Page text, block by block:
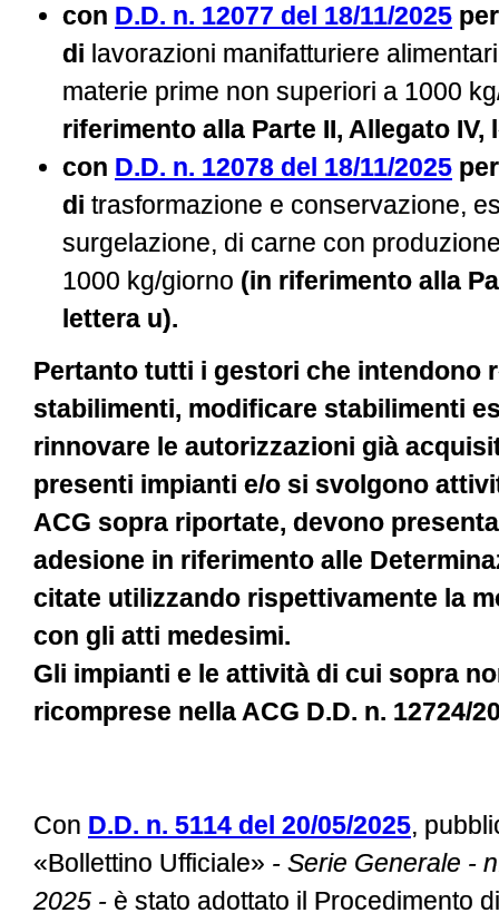
con D.D. n. 12077 del 18/11/2025
di lavorazioni manifatturiere
materie prime non superiori a 1000
riferimento alla Parte II, Allegato IV,
con D.D. n. 12078 del 18/11/2025
di trasformazione e conservazione,
surgelazione, di carne con
1000 kg/giorno (in riferimento alla
lettera u)​​.
Pertanto tutti i gestori che intendono
stabilimenti, modificare stabilimenti
rinnovare le autorizzazioni già
presenti impianti e/o si svolgono
ACG sopra riportate, devono
adesione in riferimento alle
citate utilizzando rispettivamente la
con gli atti medesimi.
Gli impianti e le attività di cui sopra
ricomprese nella ACG D.D. n. 12724/
Con D.D. n. 5114 del 20/05/2025,
«Bollettino Ufficiale» - Serie Generale -
2025 - è stato adottato il Procedimento